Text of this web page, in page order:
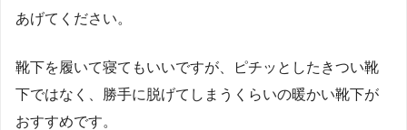
あげてください。
靴下を履いて寝てもいいですが、ピチッとしたきつい靴
下ではなく、勝手に脱げてしまうくらいの暖かい靴下が
おすすめです。